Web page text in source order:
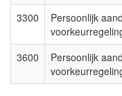
3300
Persoonlijk
3600
Persoonlijk